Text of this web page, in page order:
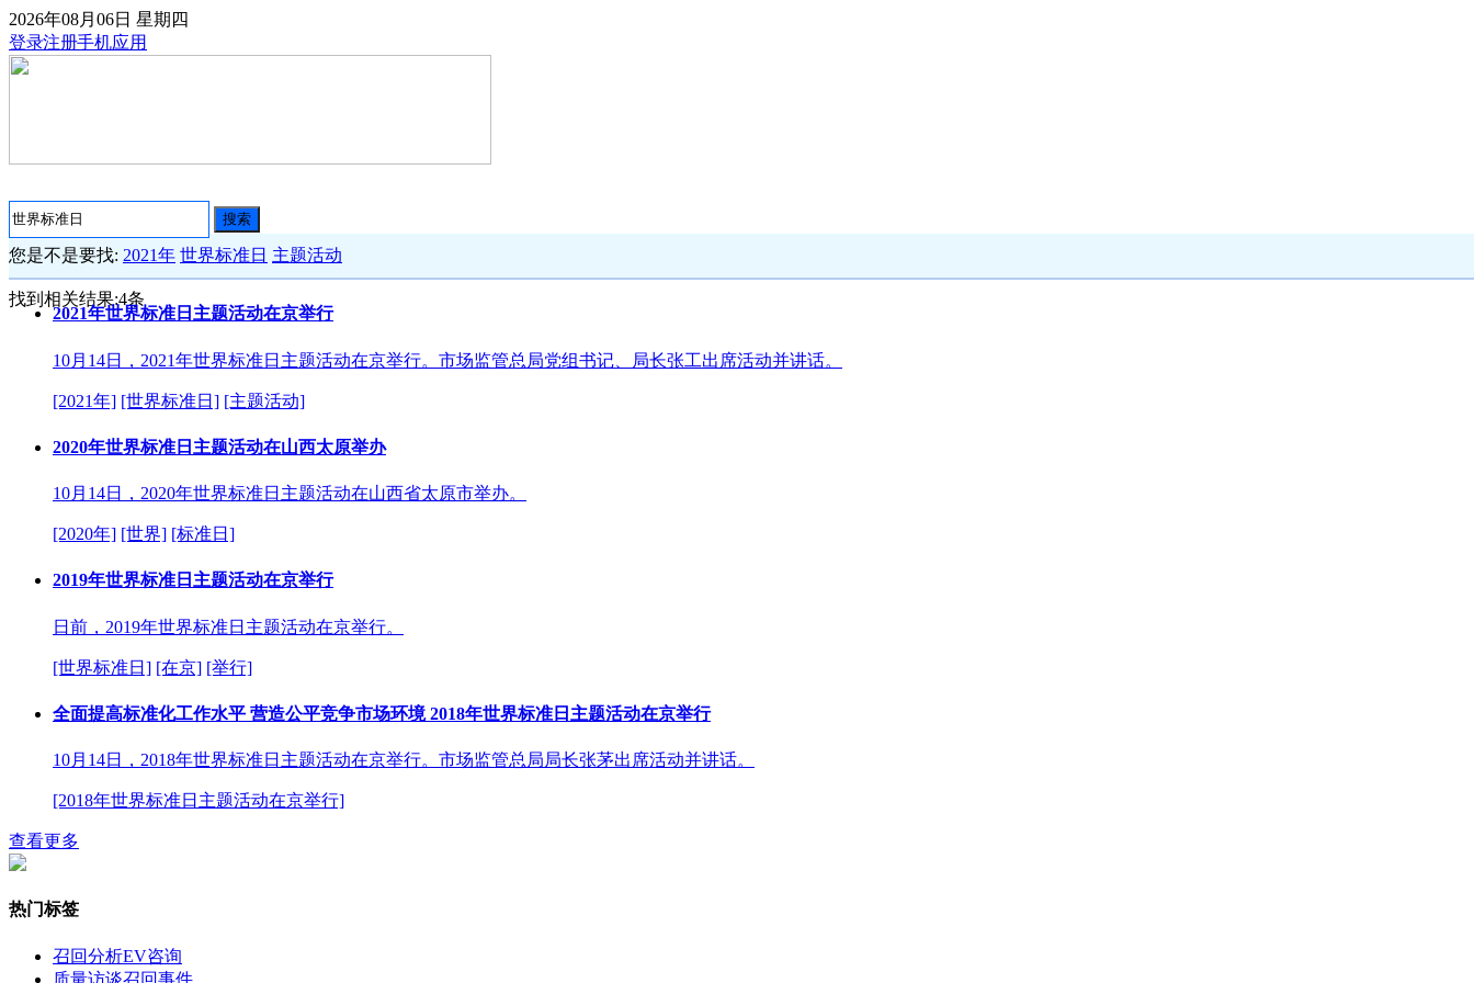
2026年08月06日 星期四
登录注册手机应用
搜索
您是不是要找: 2021年 世界标准日 主题活动
找到相关结果:4条
2021年世界标准日主题活动在京举行
10月14日，2021年世界标准日主题活动在京举行。市场监管总局党组书记、局长张工出席活动并讲话。
[2021年] [世界标准日] [主题活动]
2020年世界标准日主题活动在山西太原举办
10月14日，2020年世界标准日主题活动在山西省太原市举办。
[2020年] [世界] [标准日]
2019年世界标准日主题活动在京举行
日前，2019年世界标准日主题活动在京举行。
[世界标准日] [在京] [举行]
全面提高标准化工作水平 营造公平竞争市场环境 2018年世界标准日主题活动在京举行
10月14日，2018年世界标准日主题活动在京举行。市场监管总局局长张茅出席活动并讲话。
[2018年世界标准日主题活动在京举行]
查看更多
热门标签
召回分析EV咨询
质量访谈召回事件